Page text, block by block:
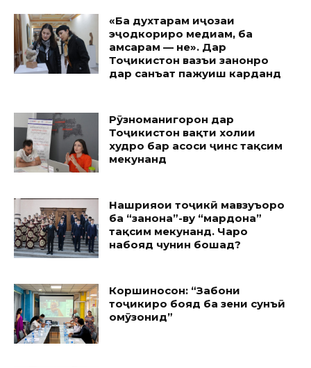
«Ба духтарам иҷозаи
эҷодкориро медиҳам, ба
ҳамсарам — не». Дар
Тоҷикистон вазъи занонро
дар санъат пажуҳиш карданд
Рӯзноманигорон дар
Тоҷикистон вақти холии
худро бар асоси ҷинс тақсим
мекунанд
Нашрияҳои тоҷикӣ мавзуъҳоро
ба “занона”-ву “мардона”
тақсим мекунанд. Чаро
набояд чунин бошад?
Коршиносон: “Забони
тоҷикиро бояд ба зеҳни сунъӣ
омӯзонид”